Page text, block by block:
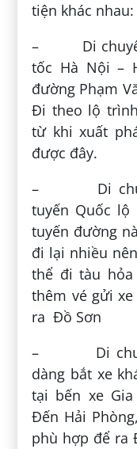
tiện khác nhau:
– Di chuyển
tốc Hà Nội –
đường Phạm
Đi theo lộ
từ khi xuất
được đây.
– Di
tuyến Quốc lộ
tuyến đường
đi lại nhiều
thể đi tàu hỏa
thêm vé gửi
ra Đồ Sơn
– Di
dàng bắt xe
tại bến xe
Đến Hải
phù hợp để ra